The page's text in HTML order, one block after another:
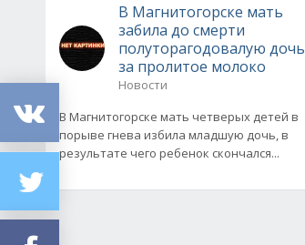
В Магнитогорске мать
забила до смерти
полуторагодовалую дочь
за пролитое молоко
Новости
В Магнитогорске мать четверых детей в
порыве гнева избила младшую дочь, в
результате чего ребенок скончался...